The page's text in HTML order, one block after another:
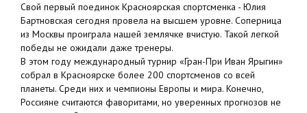
Свой первый поединок Красноярская спортсменка - Юлия
Бартновская сегодня провела на высшем уровне. Соперница
из Москвы проиграла нашей землячке вчистую. Такой легкой
победы не ожидали даже тренеры.
В этом году международный турнир «Гран-При Иван Ярыгин»
собрал в Красноярске более 200 спортсменов со всей
планеты. Среди них и чемпионы Европы и мира. Конечно,
Россияне считаются фаворитами, но уверенных прогнозов не